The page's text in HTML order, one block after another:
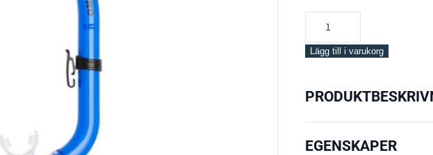
Scubapro
Dry
Lägg till i varukorg
EGENSKAPER